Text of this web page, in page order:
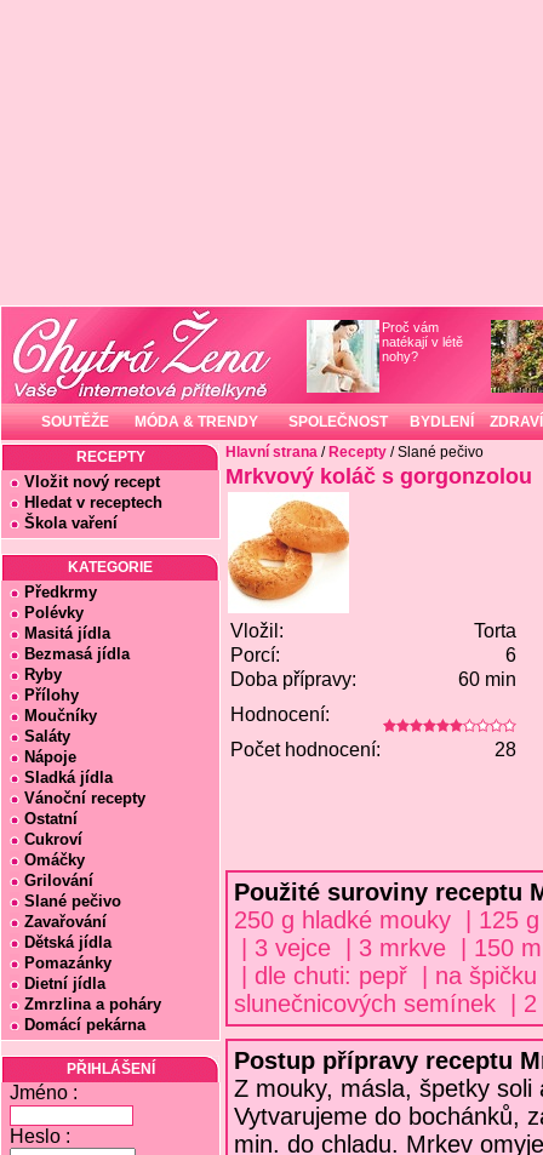
Proč vám
natékají v létě
nohy?
SOUTĚŽE MÓDA & TRENDY SPOLEČNOST BYDLENÍ ZDRAVÍ
RECEPTY
Vložit nový recept
Hledat v receptech
Škola vaření
KATEGORIE
Předkrmy
Polévky
Masitá jídla
Bezmasá jídla
Ryby
Přílohy
Moučníky
Saláty
Nápoje
Sladká jídla
Vánoční recepty
Ostatní
Cukroví
Omáčky
Grilování
Slané pečivo
Zavařování
Dětská jídla
Pomazánky
Dietní jídla
Zmrzlina a poháry
Domácí pekárna
PŘIHLÁŠENÍ
Jméno :
Heslo :
Hlavní strana / Recepty / Slané pečivo
Mrkvový koláč s gorgonzolou
Vložil:
Torta
Porcí:
6
Doba přípravy:
60 min
Hodnocení:
Počet hodnocení:
28
Použité suroviny receptu
250 g hladké mouky | 125
| 3 vejce | 3 mrkve | 150
| dle chuti: pepř | na
slunečnicových semínek |
Postup přípravy receptu
Z mouky, másla, špetky
Vytvarujeme do bochánků,
min. do chladu. Mrkev